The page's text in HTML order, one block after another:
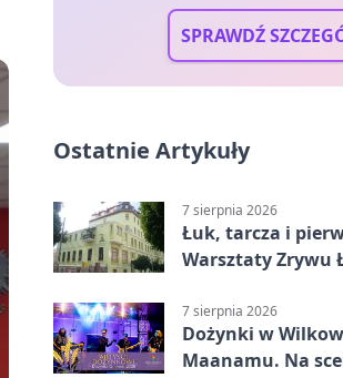
SPRAWDŹ
Ostatnie Artykuły
7 sierpnia 2026
Łuk, tarcza i
Warsztaty Zrywu
7 sierpnia 2026
Dożynki w
Maanamu. Na